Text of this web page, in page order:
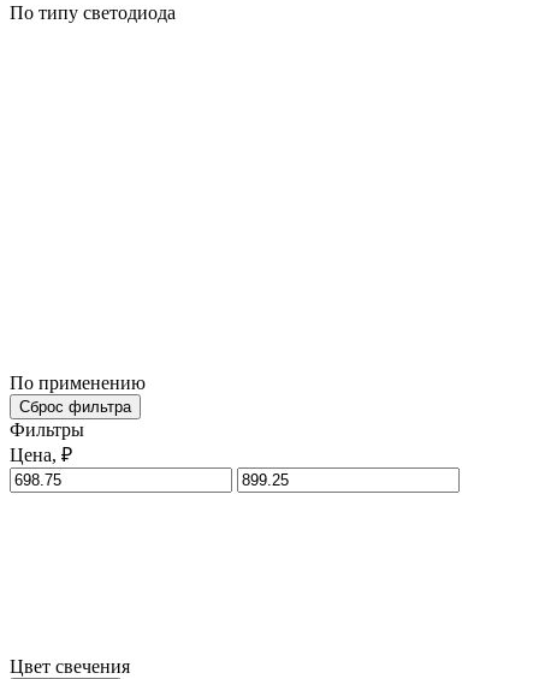
По типу светодиода
По применению
Сброс фильтра
Фильтры
Цена, ₽
Цвет свечения